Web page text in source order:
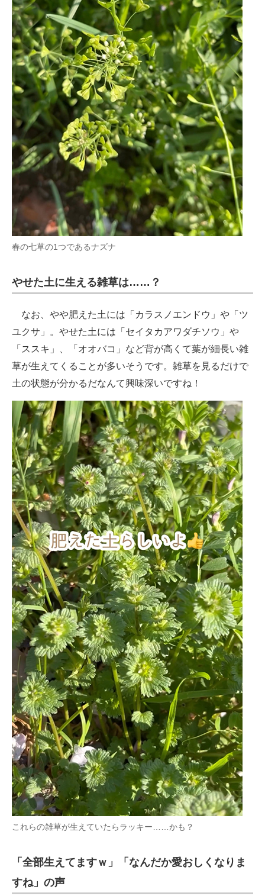
春の七草の1つであるナズナ
やせた土に生える雑草は……？
なお、やや肥えた土には「カラスノエンドウ」や「ツ
ユクサ」。やせた土には「セイタカアワダチソウ」や
「ススキ」、「オオバコ」など背が高くて葉が細長い雑
草が生えてくることが多いそうです。雑草を見るだけで
土の状態が分かるだなんて興味深いですね！
これらの雑草が生えていたらラッキー……かも？
「全部生えてますｗ」「なんだか愛おしくなりま
すね」の声